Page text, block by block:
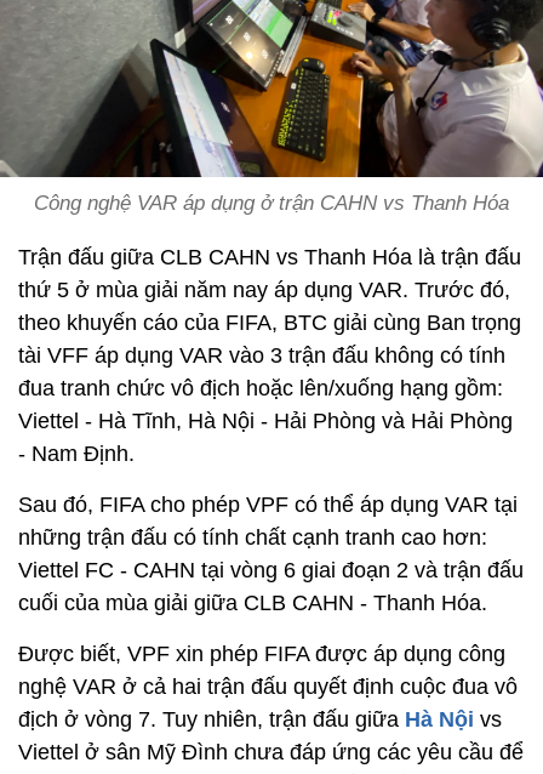
Công nghệ VAR áp dụng ở trận CAHN vs Thanh Hóa
Trận đấu giữa CLB CAHN vs Thanh Hóa là trận đấu
thứ 5 ở mùa giải năm nay áp dụng VAR. Trước đó,
theo khuyến cáo của FIFA, BTC giải cùng Ban trọng
tài VFF áp dụng VAR vào 3 trận đấu không có tính
đua tranh chức vô địch hoặc lên/xuống hạng gồm:
Viettel - Hà Tĩnh, Hà Nội - Hải Phòng và Hải Phòng
- Nam Định.
Sau đó, FIFA cho phép VPF có thể áp dụng VAR tại
những trận đấu có tính chất cạnh tranh cao hơn:
Viettel FC - CAHN tại vòng 6 giai đoạn 2 và trận đấu
cuối của mùa giải giữa CLB CAHN - Thanh Hóa.
Được biết, VPF xin phép FIFA được áp dụng công
nghệ VAR ở cả hai trận đấu quyết định cuộc đua vô
địch ở vòng 7. Tuy nhiên, trận đấu giữa Hà Nội vs
Viettel ở sân Mỹ Đình chưa đáp ứng các yêu cầu để